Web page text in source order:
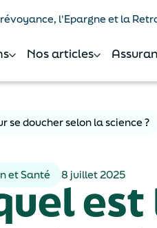
l'Epargne et la
Nos articles
se doucher selon la science ?
et Santé 8 juillet 2025